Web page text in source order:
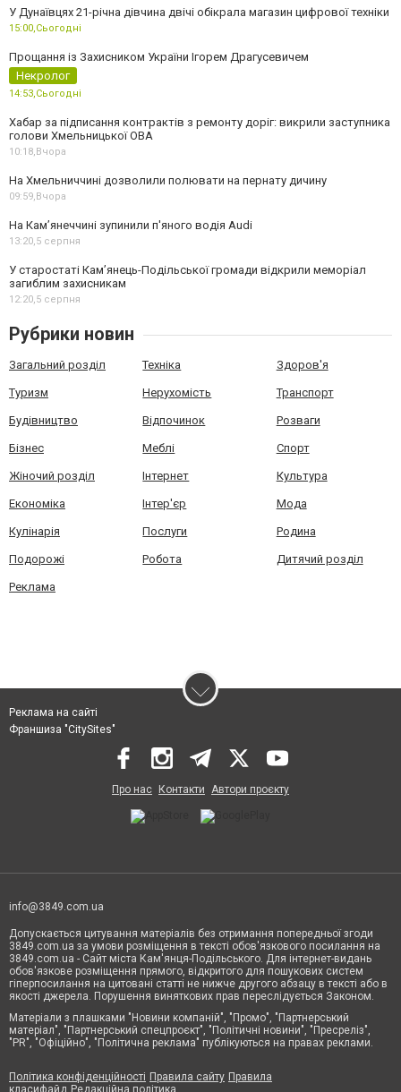
У Дунаївцях 21-річна дівчина двічі обікрала магазин цифрової техніки
15:00,Сьогодні
Прощання із Захисником України Ігорем Драгусевичем
Некролог
14:53,Сьогодні
Хабар за підписання контрактів з ремонту доріг: викрили заступника
голови Хмельницької ОВА
10:18,Вчора
На Хмельниччині дозволили полювати на пернату дичину
09:59,Вчора
На Камʼянеччині зупинили п'яного водія Audi
13:20,5 серпня
У старостаті Кам’янець-Подільської громади відкрили меморіал
загиблим захисникам
12:20,5 серпня
Рубрики новин
Загальний розділ Техніка Здоров'я
Туризм Нерухомість Транспорт
Будівництво Відпочинок Розваги
Бізнес Меблі Спорт
Жіночий розділ Інтернет Культура
Економіка Інтер'єр Мода
Кулінарія Послуги Родина
Подорожі Робота Дитячий розділ
Реклама
Реклама на сайті
Франшиза "CitySites"
Про нас Контакти Автори проєкту
info@3849.com.ua
Допускається цитування матеріалів без отримання попередньої згоди
3849.com.ua за умови розміщення в тексті обов'язкового посилання на
3849.com.ua - Сайт міста Кам'янця-Подільського. Для інтернет-видань
обов'язкове розміщення прямого, відкритого для пошукових систем
гіперпосилання на цитовані статті не нижче другого абзацу в тексті або в
якості джерела. Порушення виняткових прав переслідується Законом.
Матеріали з плашками "Новини компаній", "Промо", "Партнерський
матеріал", "Партнерський спецпроєкт", "Політичні новини", "Пресреліз",
"PR", "Офіційно", "Політична реклама" публікуються на правах реклами.
Політика конфіденційності Правила сайту Правила
класифайд Редакційна політика